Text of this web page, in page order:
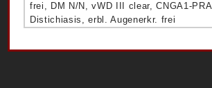
frei, DM N/N, vWD III clear, CNGA1-
Distichiasis, erbl. Augenerkr. frei